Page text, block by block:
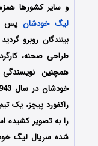
و سایر کشورها
لیگ خودشان پس
بینندگان روبرو
طراحی صحنه،
همچنین
راکفورد پیچز، یک
را به تصویر کشیده
شده سریال لیگ